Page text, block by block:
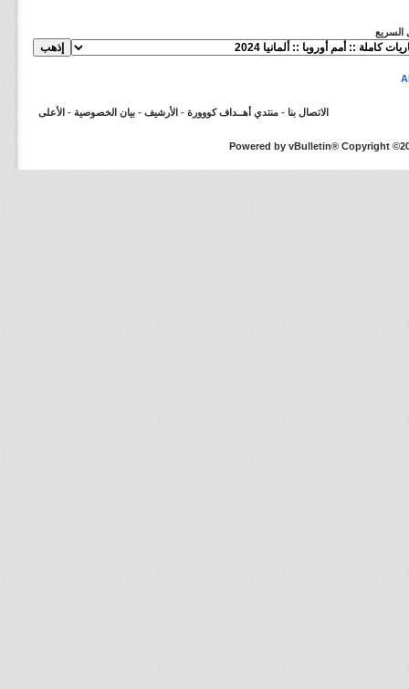
السريع
الاتصال بنا - منتدي أهــداف كووورة - الأرشيف - بيان الخصوصية - الأعلى
Powered by vBulletin® Copyright